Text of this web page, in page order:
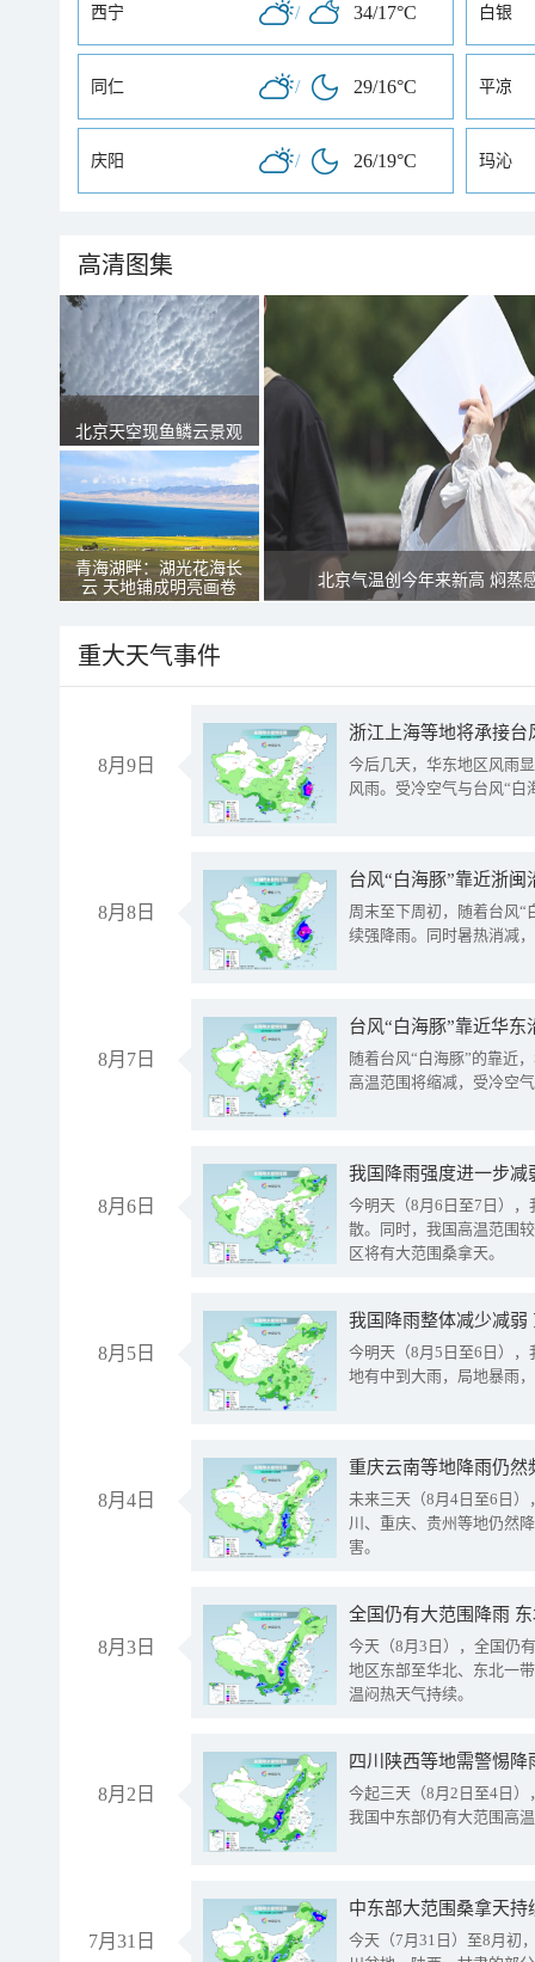
西宁 / 34/17°C 白银
同仁 / 29/16°C 平凉
庆阳 / 26/19°C 玛沁
高清图集
北京天空现鱼鳞云景观
青海湖畔：湖光花海长
云 天地铺成明亮画卷
北京气温创今年来新高 焖蒸
重大天气事件
8月9日
浙江上海等地将承接台
今后几天，华东地区风雨
风雨。受冷空气与台风“白
8月8日
台风“白海豚”靠近浙
周末至下周初，随着台风“
续强降雨。同时暑热消减
8月7日
台风“白海豚”靠近华
随着台风“白海豚”的靠近
高温范围将缩减，受冷空
8月6日
今明天（8月6日至7日）
散。同时，我国高温范围
区将有大范围桑拿天。
8月5日
我国降雨整体减少减弱
今明天（8月5日至6日）
地有中到大雨，局地暴雨
8月4日
重庆云南等地降雨仍然
未来三天（8月4日至6日
川、重庆、贵州等地仍然
害。
8月3日
全国仍有大范围降雨
今天（8月3日），全国仍
地区东部至华北、东北一
温闷热天气持续。
8月2日
今起三天（8月2日至4日
我国中东部仍有大范围高
7月31日
中东部大范围桑拿天
今天（7月31日）至8月初